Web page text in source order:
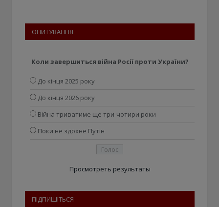
ОПИТУВАННЯ
Коли завершиться війна Росії проти України?
До кінця 2025 року
До кінця 2026 року
Війна триватиме ще три-чотири роки
Поки не здохне Путін
Просмотреть результаты
ПІДПИШІТЬСЯ